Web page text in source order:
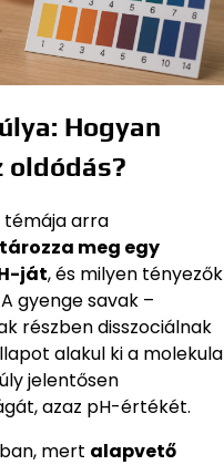
Hogyan
oldódás?
témája arra
meg egy
ját, és milyen tényezők
gyenge savak –
részben disszociálnak
alakul ki a molekula
jelentősen
azaz pH-értékét.
mert alapvető